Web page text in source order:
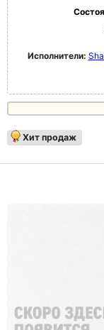
Исполнители:
Хит продаж